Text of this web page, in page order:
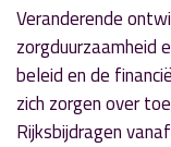
Veranderende
zorgduurzaamheid
beleid en de
zich zorgen over
Rijksbijdragen